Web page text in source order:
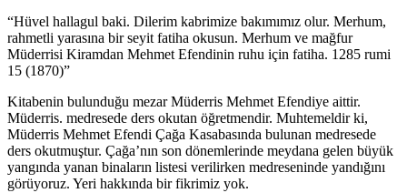
“Hüvel hallagul baki. Dilerim kabrimize bakımımız olur. Merhum,
rahmetli yarasına bir seyit fatiha okusun. Merhum ve mağfur
Müderrisi Kiramdan Mehmet Efendinin ruhu için fatiha. 1285 rumi
15 (1870)”
Kitabenin bulunduğu mezar Müderris Mehmet Efendiye aittir.
Müderris. medresede ders okutan öğretmendir. Muhtemeldir ki,
Müderris Mehmet Efendi Çağa Kasabasında bulunan medresede
ders okutmuştur. Çağa’nın son dönemlerinde meydana gelen büyük
yangında yanan binaların listesi verilirken medreseninde yandığını
görüyoruz. Yeri hakkında bir fikrimiz yok.